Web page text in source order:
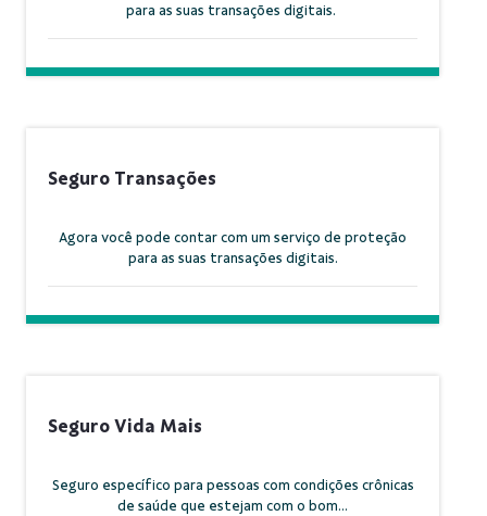
para as suas transações digitais.
Seguro Transações
Agora você pode contar com um serviço de proteção
para as suas transações digitais.
Seguro Vida Mais
Seguro específico para pessoas com condições crônicas
de saúde que estejam com o bom...